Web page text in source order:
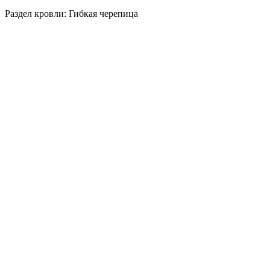
Раздел кровли: Гибкая черепица